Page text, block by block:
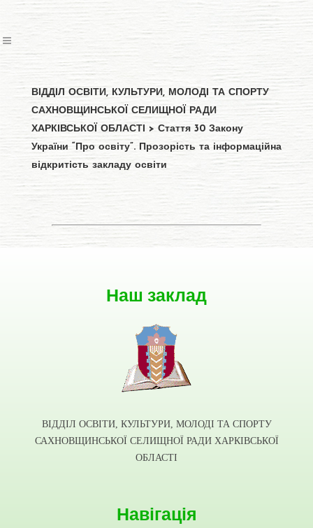
ВІДДІЛ ОСВІТИ, КУЛЬТУРИ, МОЛОДІ ТА СПОРТУ
САХНОВЩИНСЬКОЇ СЕЛИЩНОЇ РАДИ
ХАРКІВСЬКОЇ ОБЛАСТІ > Стаття 30 Закону
України “Про освіту”. Прозорість та інформаційна
відкритість закладу освіти
Наш заклад
ВІДДІЛ ОСВІТИ, КУЛЬТУРИ, МОЛОДІ ТА СПОРТУ
САХНОВЩИНСЬКОЇ СЕЛИЩНОЇ РАДИ ХАРКІВСЬКОЇ
ОБЛАСТІ
Навігація